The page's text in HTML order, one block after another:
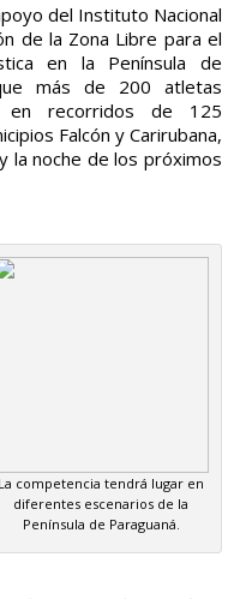
del Instituto Nacional
de la Zona Libre para el
en la Península de
más de 200 atletas
en recorridos de 125
Falcón y Carirubana,
la noche de los próximos
La competencia tendrá lugar en
diferentes escenarios de la
Península de Paraguaná.